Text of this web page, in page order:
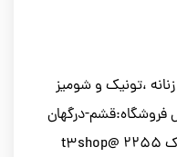
،تونيك و شومیز
فروشگاه:قشم-درگهان